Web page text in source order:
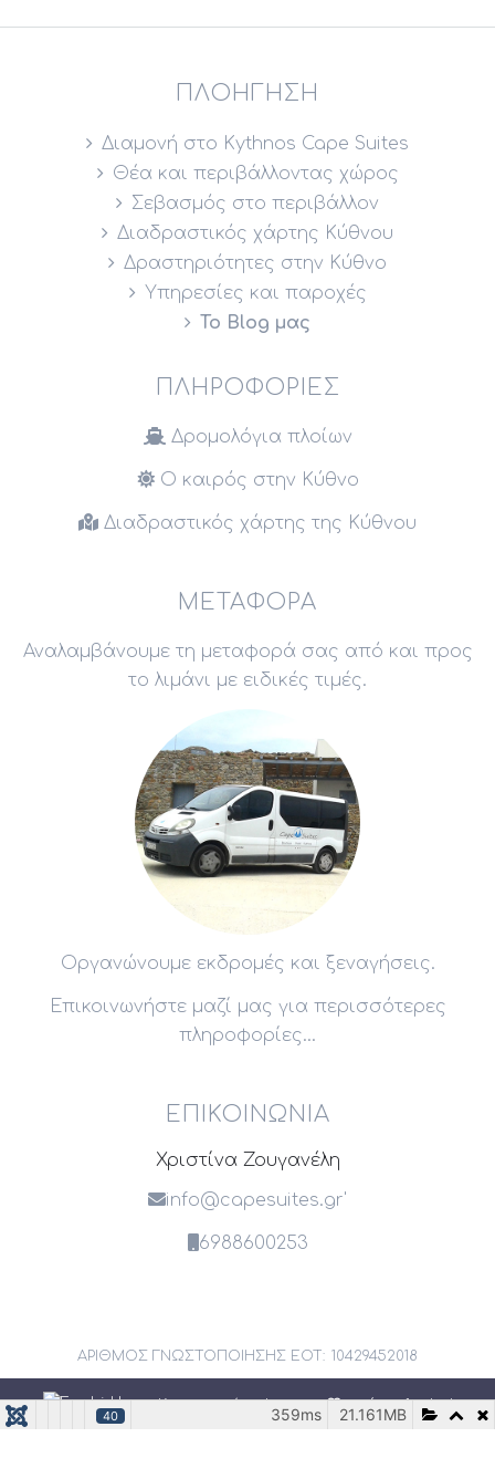
ΠΛΟΉΓΗΣΗ
Διαμονή στο Kythnos Cape Suites
Θέα και περιβάλλοντας χώρος
Σεβασμός στο περιβάλλον
Διαδραστικός χάρτης Κύθνου
Δραστηριότητες στην Κύθνο
Υπηρεσίες και παροχές
Το Blog μας
ΠΛΗΡΟΦΟΡΊΕΣ
Δρομολόγια πλοίων
Ο καιρός στην Κύθνο
Διαδραστικός χάρτης της Κύθνου
ΜΕΤΑΦΟΡΆ
Αναλαμβάνουμε τη μεταφορά σας από και προς
το λιμάνι με ειδικές τιμές.
Οργανώνουμε εκδρομές και ξεναγήσεις.
Επικοινωνήστε μαζί μας για περισσότερες
πληροφορίες...
ΕΠΙΚΟΙΝΩΝΊΑ
Χριστίνα Ζουγανέλη
info@capesuites.gr'
6988600253
ΑΡΙΘΜΟΣ ΓΝΩΣΤΟΠΟΙΗΣΗΣ ΕΟΤ: 10429452018
Κατασκευή website με από τη freshid
40 21.161MB
359ms